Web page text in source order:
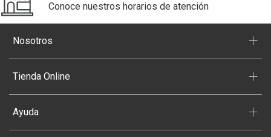
Conoce nuestros horarios de atención
Nosotros +
Tienda Online +
Ayuda +